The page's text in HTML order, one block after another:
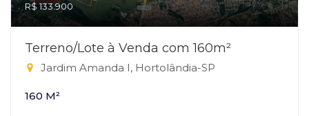
R$ 133.900
Terreno/Lote à Venda com 160m²
Jardim Amanda I, Hortolândia-SP
160 M²